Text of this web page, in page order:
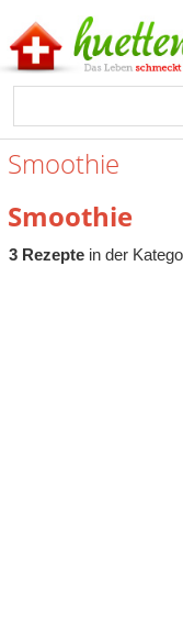
Smoothie
Smoothie
3 Rezeptein der